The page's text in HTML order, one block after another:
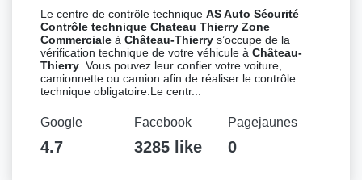
Le centre de contrôle techniqueAS Auto Sécurité
Contrôle technique Chateau Thierry Zone
Commerciale àChâteau-Thierry s’occupe de la
vérification technique de votre véhicule àChâteau-
Thierry. Vous pouvez leur confier votre voiture,
camionnette ou camion afin de réaliser le contrôle
technique obligatoire.Le centr...
Google
4.7
Facebook
3285 like
Pagejaunes
0